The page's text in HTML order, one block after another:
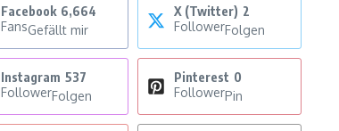
Facebook 6,664
FansGefällt mir
X (Twitter) 2
FollowerFolgen
Instagram 537
FollowerFolgen
Pinterest 0
FollowerPin